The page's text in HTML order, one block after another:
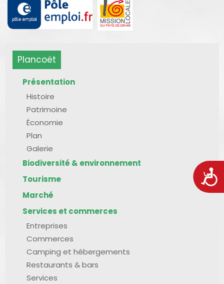
Plancoët
Présentation
Histoire
Patrimoine
Économie
Plan
Galerie
Biodiversité & environnement
Tourisme
Marché
Services et commerces
Entreprises
Commerces
Camping et hébergements
Restaurants & bars
Services